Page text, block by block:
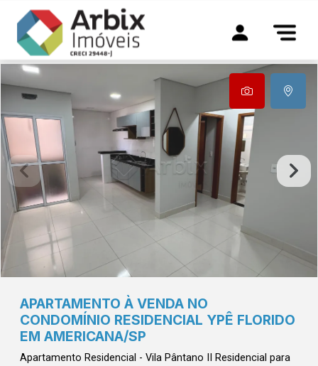
APARTAMENTO À VENDA NO
CONDOMÍNIO RESIDENCIAL YPÊ FLORIDO
EM AMERICANA/SP
Apartamento Residencial - Vila Pântano II
Residencial para